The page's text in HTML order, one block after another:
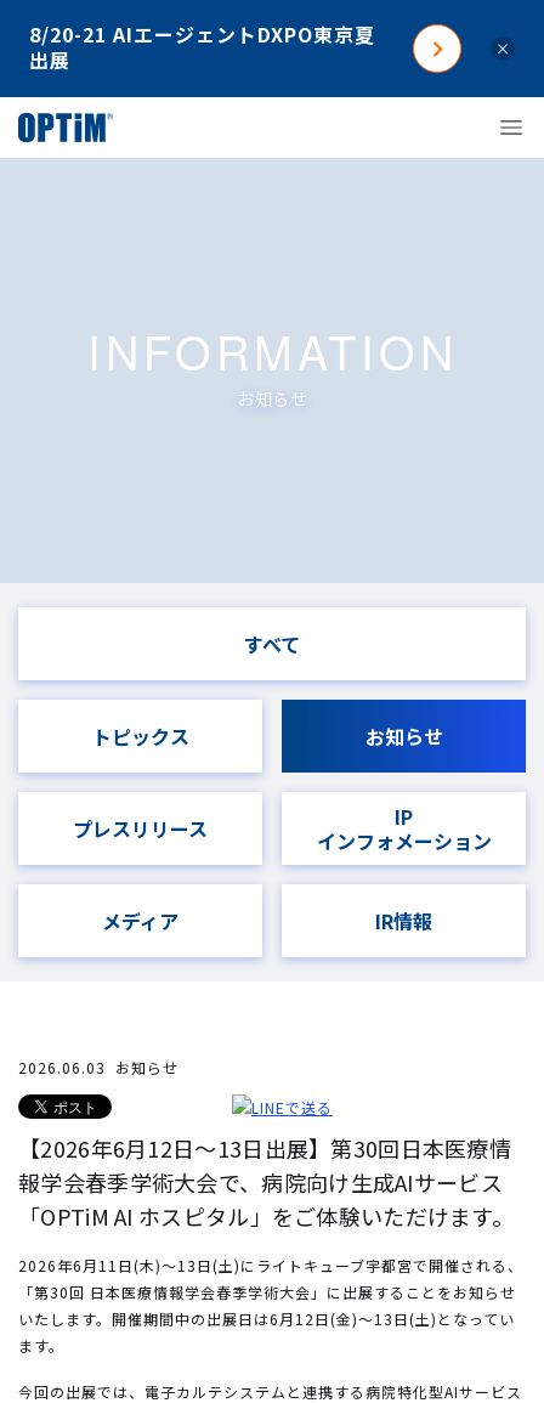
8/20-21 AIエージェントDXPO東京夏
出展
×
INFORMATION
お知らせ
すべて
トピックス お知らせ
プレスリリース
IP
インフォメーション
メディア IR情報
2026.06.03 お知らせ
【2026年6月12日～13日出展】第30回日本医療情
報学会春季学術大会で、病院向け生成AIサービス
「OPTiM AI ホスピタル」をご体験いただけます。
2026年6月11日(木)～13日(土)にライトキューブ宇都宮で開催される、
「第30回 日本医療情報学会春季学術大会」に出展することをお知らせ
いたします。開催期間中の出展日は6月12日(金)～13日(土)となってい
ます。
今回の出展では、電子カルテシステムと連携する病院特化型AIサービス